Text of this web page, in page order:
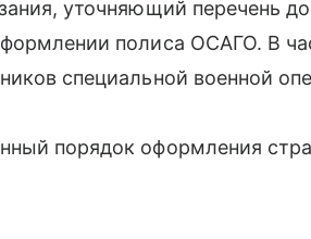
уточняющий перечень
полиса ОСАГО. В
специальной военной
порядок оформления